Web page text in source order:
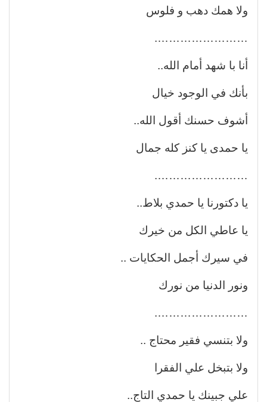
ولا همك دهب و فلوس
…………………….
أنا با شهد أمام الله..
بأنك في الوجود خيال
أشوف حسنك أقول الله..
يا حمدى يا كنز كله جمال
…………………….
يا دكتورنا يا حمدي بلاط..
يا عاطي الكل من خيرك
في سيرك أجمل الحكايات ..
ونور الدنيا من نورك
…………………….
ولا بتنسي فقير محتاج ..
ولا بتبخل علي الفقرا
علي جبينك يا حمدي التاج..